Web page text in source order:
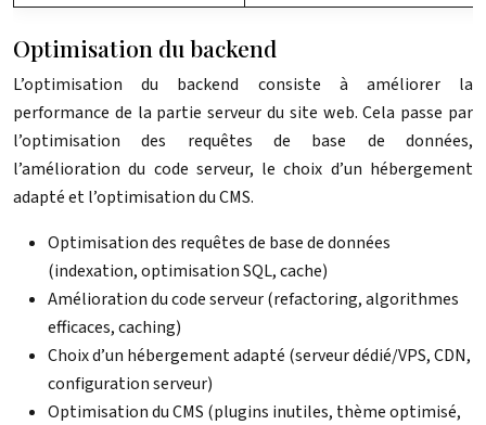
Optimisation du backend
L’optimisation du backend consiste à améliorer la
performance de la partie serveur du site web. Cela passe par
l’optimisation des requêtes de base de données,
l’amélioration du code serveur, le choix d’un hébergement
adapté et l’optimisation du CMS.
Optimisation des requêtes de base de données
(indexation, optimisation SQL, cache)
Amélioration du code serveur (refactoring, algorithmes
efficaces, caching)
Choix d’un hébergement adapté (serveur dédié/VPS, CDN,
configuration serveur)
Optimisation du CMS (plugins inutiles, thème optimisé,